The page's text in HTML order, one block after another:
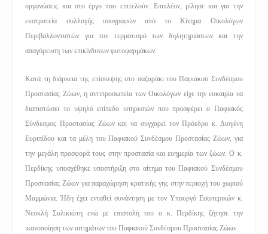
οργανώσεις και στο έργο που επιτελούν. Επιπλέον, μίλησε και για την
εκστρατεία συλλογής υπογραφών από το Κίνημα Οικολόγων
Περιβαλλοντιστών για τον τερματισμό των δηλητηριάσεων και την
απαγόρευση των επικίνδυνων φυτοφαρμάκων.
Κατά τη διάρκεια της επίσκεψης στο παζαράκι του Παφιακού Συνδέσμου
Προστασίας Ζώων, η αντιπροσωπεία των Οικολόγων είχε την ευκαιρία να
διαπιστώσει το υψηλό επίπεδο υπηρεσιών που προσφέρει ο Παφιακός
Σύνδεσμος Προστασίας Ζώων και να συγχαρεί τον Πρόεδρο κ. Διογένη
Ευριπίδου και τα μέλη του Παφιακού Συνδέσμου Προστασίας Ζώων, για
την μεγάλη προσφορά τους στην προστασία και ευημερία των ζώων. Ο κ.
Περδίκης υποσχέθηκε υποστήριξη στο αίτημα του Παφιακού Συνδέσμου
Προστασίας Ζώων για παραχώρηση κρατικής γης στην περιοχή του χωριού
Μαμμώνια. Ήδη έχει ενταθεί συνάντηση με τον Υπουργό Εσωτερικών κ.
Νεοκλή Συλικιώτη ενώ με επιστολή του ο κ. Περδίκης ζήτησε την
ικανοποίηση των αιτημάτων του Παφιακού Συνδέσμου Προστασίας Ζώων.